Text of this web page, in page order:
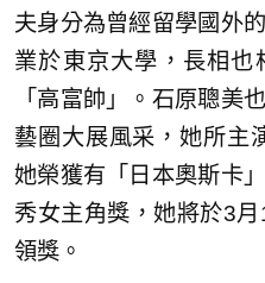
夫身分為曾經留學國外
業於東京大學，長相也
「高富帥」。石原聰美
藝圈大展風采，她所主
她榮獲有「日本奧斯卡
秀女主角獎，她將於3
領獎。